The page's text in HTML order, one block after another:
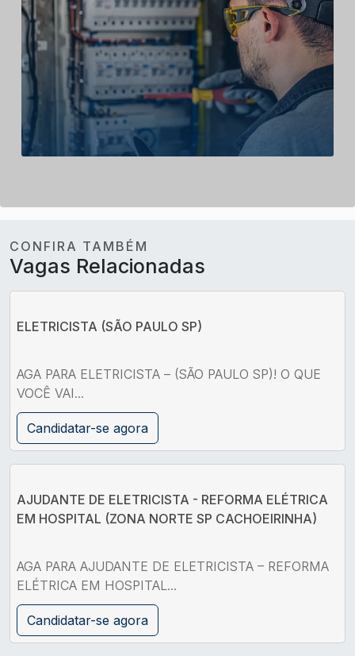
CONFIRA TAMBÉM
Vagas Relacionadas
ELETRICISTA (SÃO PAULO SP)
AGA PARA ELETRICISTA – (SÃO PAULO SP)! O QUE
VOCÊ VAI...
Candidatar-se agora
AJUDANTE DE ELETRICISTA - REFORMA ELÉTRICA
EM HOSPITAL (ZONA NORTE SP CACHOEIRINHA)
AGA PARA AJUDANTE DE ELETRICISTA – REFORMA
ELÉTRICA EM HOSPITAL...
Candidatar-se agora